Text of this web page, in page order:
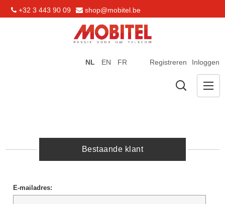
+32 3 443 90 09 shop@mobitel.be
Registreren Inloggen
NL EN FR
Bestaande klant
E-mailadres: